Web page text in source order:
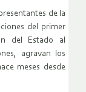
de la
del primer
del Estado al
agravan los
meses desde